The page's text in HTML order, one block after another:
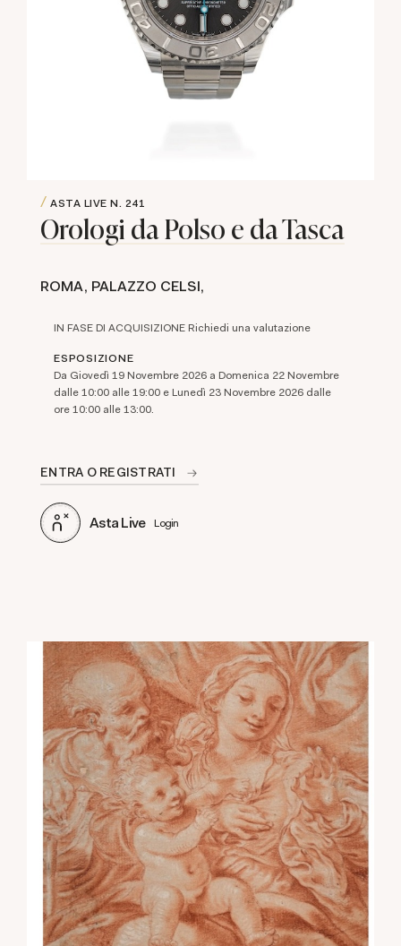
ASTA LIVE N. 241
Orologi da Polso e da Tasca
ROMA, PALAZZO CELSI,
IN FASE DI ACQUISIZIONE Richiedi una valutazione
ESPOSIZIONE
Da Giovedì 19 Novembre 2026 a Domenica 22 Novembre
dalle 10:00 alle 19:00 e Lunedì 23 Novembre 2026 dalle
ore 10:00 alle 13:00.
ENTRA O REGISTRATI
Asta Live Login